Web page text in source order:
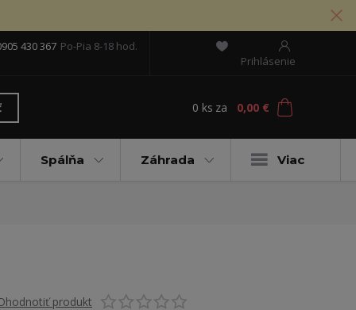
Prihlásenie
430 367 Po-Pia 8-18 hod.
0 ks za 0,00 €
Spálňa Záhrada Viac
produkt